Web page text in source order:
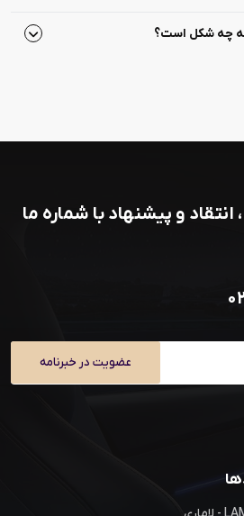
چه شکل است؟
و پیشنهاد با شماره ما
عضویت در خبرنامه